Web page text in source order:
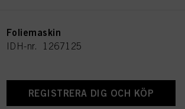
Foliemaskin
IDH-nr. 1267125
REGISTRERA DIG OCH KÖP